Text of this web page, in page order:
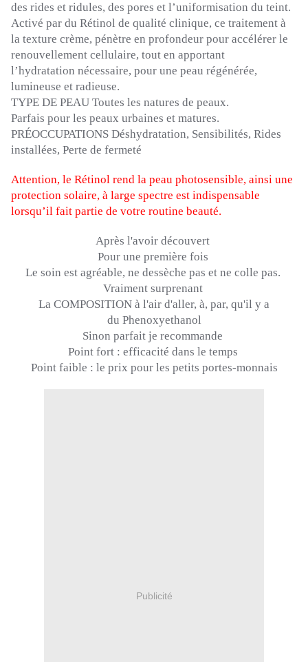
des rides et ridules, des pores et l’uniformisation du teint.
Activé par du Rétinol de qualité clinique, ce traitement à
la texture crème, pénètre en profondeur pour accélérer le
renouvellement cellulaire, tout en apportant
l’hydratation nécessaire, pour une peau régénérée,
lumineuse et radieuse.
TYPE DE PEAU Toutes les natures de peaux.
Parfais pour les peaux urbaines et matures.
PRÉOCCUPATIONS Déshydratation, Sensibilités, Rides
installées, Perte de fermeté
Attention, le Rétinol rend la peau photosensible, ainsi une
protection solaire, à large spectre est indispensable
lorsqu’il fait partie de votre routine beauté.
Après l'avoir découvert
Pour une première fois
Le soin est agréable, ne dessèche pas et ne colle pas.
Vraiment surprenant
La COMPOSITION à l'air d'aller, à, par, qu'il y a
du Phenoxyethanol
Sinon parfait je recommande
Point fort : efficacité dans le temps
Point faible : le prix pour les petits portes-monnais
Publicité